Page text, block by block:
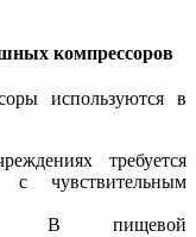
компрессоров
используются в
требуется
чувствительным
В пищевой